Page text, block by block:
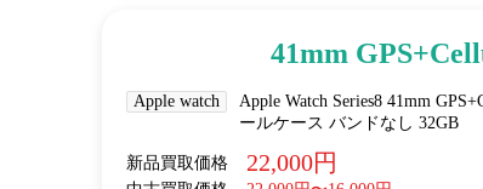
41mm
Apple watch
Apple Watch Series8 41mm
ールケース バンドなし 32GB
新品買取価格 22,000円